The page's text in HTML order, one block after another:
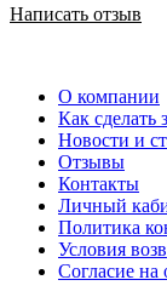
Написать отзыв
О компании
Как сделать
Новости и
Отзывы
Контакты
Личный
Политика
Условия
Согласие на